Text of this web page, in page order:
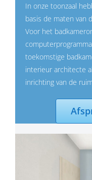
In onze toonzaal
basis de maten van
Voor het
toekomstige
interieur architecte
inrichting van de